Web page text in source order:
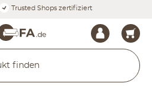
Trusted Shops zertifiziert